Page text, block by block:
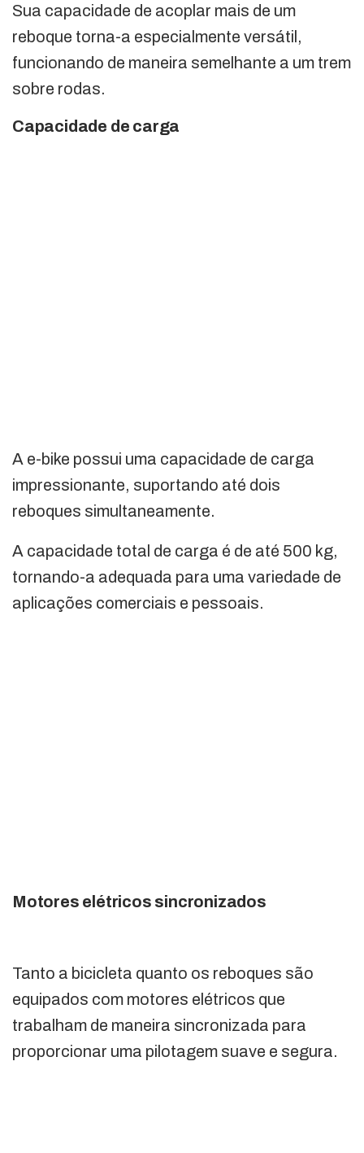
Sua capacidade de acoplar mais de um
reboque torna-a especialmente versátil,
funcionando de maneira semelhante a um trem
sobre rodas.
Capacidade de carga
A e-bike possui uma capacidade de carga
impressionante, suportando até dois
reboques simultaneamente.
A capacidade total de carga é de até 500 kg,
tornando-a adequada para uma variedade de
aplicações comerciais e pessoais.
Motores elétricos sincronizados
Tanto a bicicleta quanto os reboques são
equipados com motores elétricos que
trabalham de maneira sincronizada para
proporcionar uma pilotagem suave e segura.